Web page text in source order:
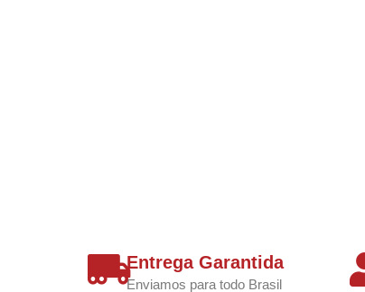
Entrega Garantida
Enviamos para todo Brasil